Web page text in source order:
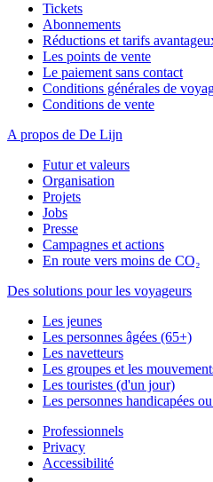
Tickets
Abonnements
Réductions et tarifs
Les points de vente
Le paiement sans contact
Conditions générales de
Conditions de vente
A propos de De Lijn
Futur et valeurs
Organisation
Projets
Jobs
Presse
Campagnes et actions
En route vers moins de CO₂
Des solutions pour les voyageurs
Les jeunes
Les personnes âgées (65+)
Les navetteurs
Les groupes et les
Les touristes (d'un jour)
Les personnes handicapées
Professionnels
Privacy
Accessibilité